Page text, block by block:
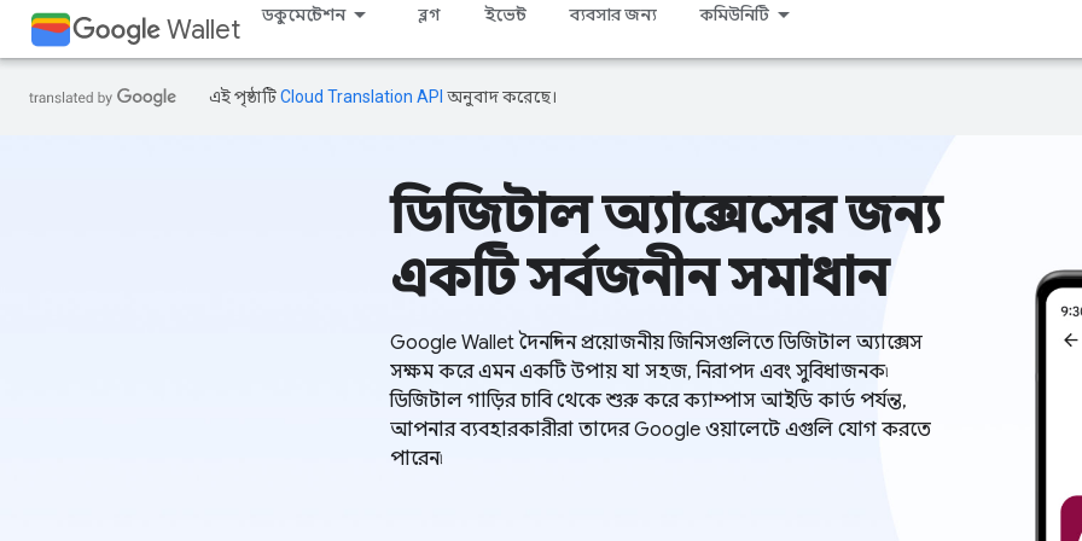
Wallet ডকুমেন্টেশন ব্লগ ইভেন্ট ব্যবসার জন্য কমিউনিটি
এই পৃষ্ঠাটিCloud Translation API অনুবাদ করেছে।
ডিজিটাল অ্যাক্সেসের জন্য
একটি সর্বজনীন সমাধান
Google Wallet দৈনন্দিন প্রয়োজনীয় জিনিসগুলিতে ডিজিটাল অ্যাক্সেস
সক্ষম করে এমন একটি উপায় যা সহজ, নিরাপদ এবং সুবিধাজনক৷
ডিজিটাল গাড়ির চাবি থেকে শুরু করে ক্যাম্পাস আইডি কার্ড পর্যন্ত,
আপনার ব্যবহারকারীরা তাদের Google ওয়ালেটে এগুলি যোগ করতে
পারেন৷